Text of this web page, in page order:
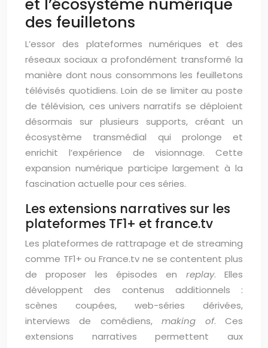
et l’écosystème numérique
des feuilletons
L’essor des plateformes numériques et des
réseaux sociaux a profondément transformé la
manière dont nous consommons les feuilletons
télévisés quotidiens. Loin de se limiter au poste
de télévision, ces univers narratifs se déploient
désormais sur plusieurs supports, créant un
écosystème transmédial qui prolonge et
enrichit l’expérience de visionnage. Cette
expansion numérique participe largement à la
fascination actuelle pour ces séries.
Les extensions narratives sur les
plateformes TF1+ et france.tv
Les plateformes de rattrapage et de streaming
comme TF1+ ou France.tv ne se contentent plus
de proposer les épisodes en replay. Elles
développent des contenus additionnels :
scènes coupées, web-séries dérivées,
interviews de comédiens,making of. Ces
extensions narratives permettent aux